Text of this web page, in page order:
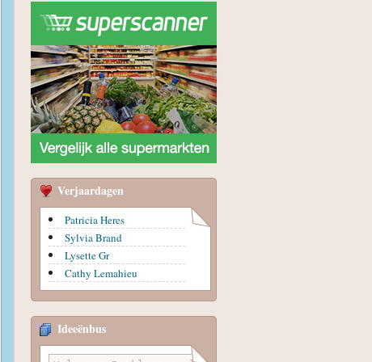
Verjaardagen
Patricia Heres
Sylvia Brand
Lysette Gr
Cathy Lemahieu
Ideeënbus